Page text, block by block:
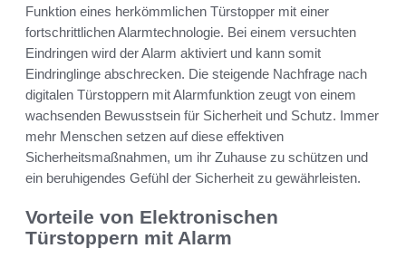
Funktion eines herkömmlichen Türstopper mit einer
fortschrittlichen Alarmtechnologie. Bei einem versuchten
Eindringen wird der Alarm aktiviert und kann somit
Eindringlinge abschrecken. Die steigende Nachfrage nach
digitalen Türstoppern mit Alarmfunktion zeugt von einem
wachsenden Bewusstsein für Sicherheit und Schutz. Immer
mehr Menschen setzen auf diese effektiven
Sicherheitsmaßnahmen, um ihr Zuhause zu schützen und
ein beruhigendes Gefühl der Sicherheit zu gewährleisten.
Vorteile von Elektronischen
Türstoppern mit Alarm